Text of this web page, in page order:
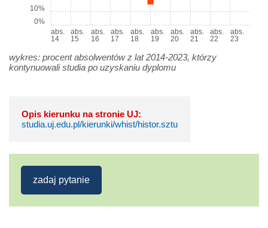
abs.
14
abs.
15
abs.
16
abs.
17
abs.
18
abs.
19
abs.
20
abs.
21
abs.
22
abs.
23
0%
10%
wykres: procent absolwentów z lat 2014-2023, którzy
kontynuowali studia po uzyskaniu dyplomu
Opis kierunku na stronie UJ:
studia.uj.edu.pl/kierunki/whist/histor.sztu
zadaj pytanie